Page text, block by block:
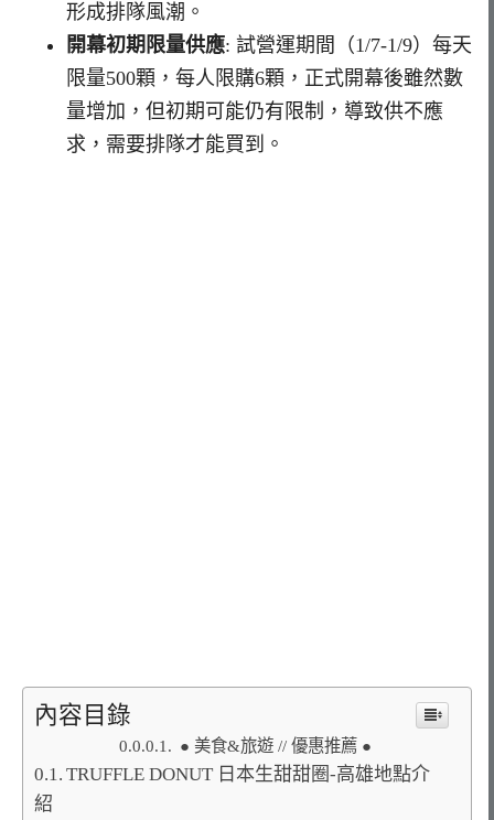
形成排隊風潮。
開幕初期限量供應: 試營運期間（1/7-1/9）每天
限量500顆，每人限購6顆，正式開幕後雖然數
量增加，但初期可能仍有限制，導致供不應
求，需要排隊才能買到。
內容目錄
● 美食&旅遊 // 優惠推薦 ●
TRUFFLE DONUT 日本生甜甜圈-高雄地點介
紹